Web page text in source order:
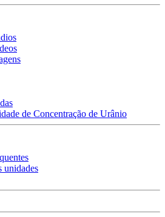
de Concentração de Urânio
unidades